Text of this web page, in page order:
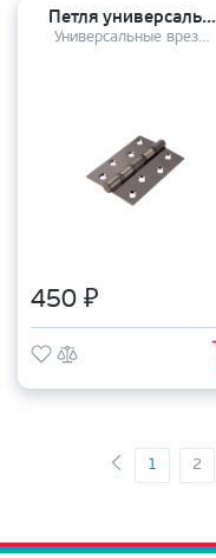
Петля универсальная Pallini PH-3 100*70*3 4BB АВ бронза
Универсальные врезные петли
450 ₽
1 2